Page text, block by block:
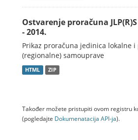
Ostvarenje proračuna
- 2014.
Prikaz proračuna jedinica lokalne i
(regionalne) samouprave
HTML ZIP
Također možete pristupiti ovom registru
(pogledajte Dokumenаtаcijа API-jа).